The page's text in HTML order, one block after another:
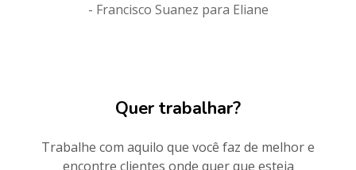
- Francisco Suanez para Eliane
Quer trabalhar?
Trabalhe com aquilo que você faz de melhor e
encontre clientes onde quer que esteja